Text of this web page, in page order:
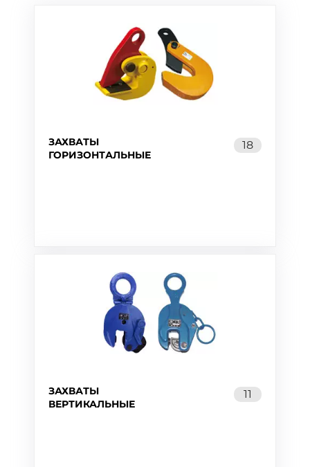
ЗАХВАТЫ
ГОРИЗОНТАЛЬНЫЕ
18
ЗАХВАТЫ
ВЕРТИКАЛЬНЫЕ
11